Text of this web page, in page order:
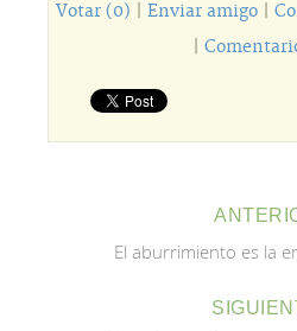
Votar (0) Enviar amigo|
El aburrimiento es la